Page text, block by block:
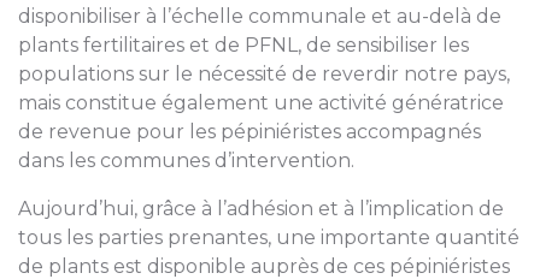
disponibiliser à l’échelle communale et au-delà de
plants fertilitaires et de PFNL, de sensibiliser les
populations sur le nécessité de reverdir notre pays,
mais constitue également une activité génératrice
de revenue pour les pépiniéristes accompagnés
dans les communes d’intervention.
Aujourd’hui, grâce à l’adhésion et à l’implication de
tous les parties prenantes, une importante quantité
de plants est disponible auprès de ces pépiniéristes